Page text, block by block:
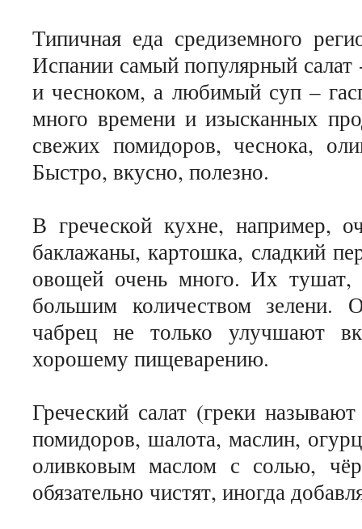
Типичная еда средиземного
Испании самый популярный
и чесноком, а любимый суп –
много времени и изысканных
свежих помидоров, чеснока,
Быстро, вкусно, полезно.
В греческой кухне, например,
баклажаны, картошка, сладкий
овощей очень много. Их
большим количеством зелени.
чабрец не только улучшают
хорошему пищеварению.
Греческий салат (греки
помидоров, шалота, маслин,
оливковым маслом с солью,
обязательно чистят, иногда